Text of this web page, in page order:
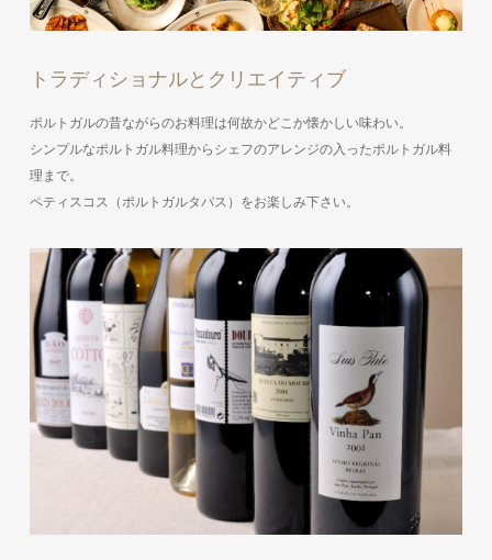
トラディショナルとクリエイティブ
ポルトガルの昔ながらのお料理は何故かどこか懐かしい味わい。
シンプルなポルトガル料理からシェフのアレンジの入ったポルトガル料
理まで。
ペティスコス（ポルトガルタパス）をお楽しみ下さい。